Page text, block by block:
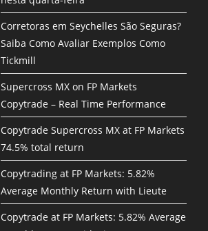
Corretoras em Seychelles São Seguras?
Saiba Como Avaliar Exemplos Como
Tickmill
Supercross MX on FP Markets
Copytrade – Real Time Performance
Copytrade Supercross MX at FP Markets
74.5% total return
Copytrading at FP Markets: 5.82%
Average Monthly Return with Lieute
Copytrade at FP Markets: 5.82% Average